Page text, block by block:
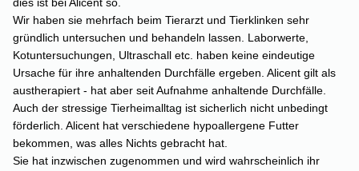
Wir haben sie mehrfach beim Tierarzt und Tierklinken sehr
gründlich untersuchen und behandeln lassen. Laborwerte,
Kotuntersuchungen, Ultraschall etc. haben keine eindeutige
Ursache für ihre anhaltenden Durchfälle ergeben. Alicent gilt als
austherapiert - hat aber seit Aufnahme anhaltende Durchfälle.
Auch der stressige Tierheimalltag ist sicherlich nicht unbedingt
förderlich. Alicent hat verschiedene hypoallergene Futter
bekommen, was alles Nichts gebracht hat.
Sie hat inzwischen zugenommen und wird wahrscheinlich ihr